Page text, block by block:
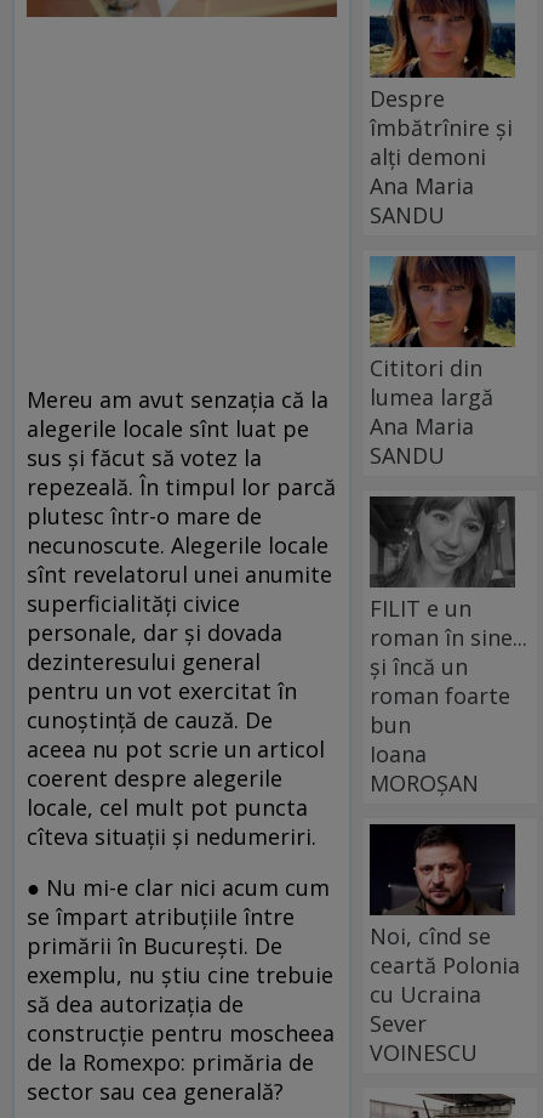
Mereu am avut senzația că la
alegerile locale sînt luat pe
sus și făcut să votez la
repezeală. În timpul lor parcă
plutesc într-o mare de
necunoscute. Alegerile locale
sînt revelatorul unei anumite
superficialități civice
personale, dar și dovada
dezinteresului general
pentru un vot exercitat în
cunoștință de cauză. De
aceea nu pot scrie un articol
coerent despre alegerile
locale, cel mult pot puncta
cîteva situații și nedumeriri.
● Nu mi-e clar nici acum cum
se împart atribuțiile între
primării în București. De
exemplu, nu știu cine trebuie
să dea autorizația de
construcție pentru moscheea
de la Romexpo: primăria de
sector sau cea generală?
Despre
îmbătrînire și
alți demoni
Ana Maria
SANDU
Cititori din
lumea largă
Ana Maria
SANDU
FILIT e un
roman în sine...
și încă un
roman foarte
bun
Ioana
MOROȘAN
Noi, cînd se
ceartă Polonia
cu Ucraina
Sever
VOINESCU